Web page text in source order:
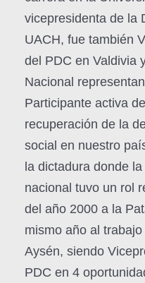
vicepresidenta de la
UACH, fue también
del PDC en Valdivia
Nacional
Participante activa
recuperación de la
social en nuestro
la dictadura donde
nacional tuvo un rol
del año 2000 a la
mismo año al
Aysén, siendo
PDC en 4